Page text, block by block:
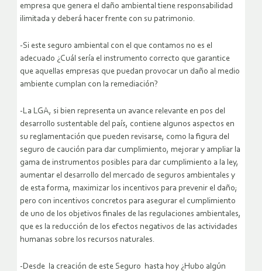
empresa que genera el daño ambiental tiene responsabilidad
ilimitada y deberá hacer frente con su patrimonio.
-Si este seguro ambiental con el que contamos no es el
adecuado ¿Cuál sería el instrumento correcto que garantice
que aquellas empresas que puedan provocar un daño al medio
ambiente cumplan con la remediación?
-La LGA, si bien representa un avance relevante en pos del
desarrollo sustentable del país, contiene algunos aspectos en
su reglamentación que pueden revisarse, como la figura del
seguro de caución para dar cumplimiento, mejorar y ampliar la
gama de instrumentos posibles para dar cumplimiento a la ley,
aumentar el desarrollo del mercado de seguros ambientales y
de esta forma, maximizar los incentivos para prevenir el daño;
pero con incentivos concretos para asegurar el cumplimiento
de uno de los objetivos finales de las regulaciones ambientales,
que es la reducción de los efectos negativos de las actividades
humanas sobre los recursos naturales.
-Desde la creación de este Seguro hasta hoy ¿Hubo algún